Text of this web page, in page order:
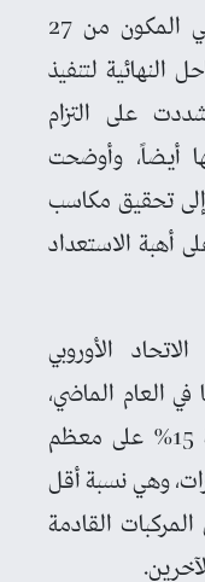
السياسة التجارية للاتحاد الأوروبي المكون من 27
النهائية لتنفيذ
على التزام
أيضاً، وأوضحت
تحقيق مكاسب
أهبة الاستعداد
الأوروبي
في العام الماضي،
الرسوم الجمركية الأمريكية بنسبة 15% على معظم
وهي نسبة أقل
القادمة